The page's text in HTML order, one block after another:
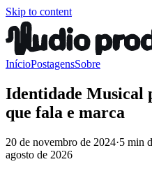
Skip to content
InícioPostagensSobre
Identidade Musical
que fala e marca
20 de novembro de 2024·5 min
agosto de 2026